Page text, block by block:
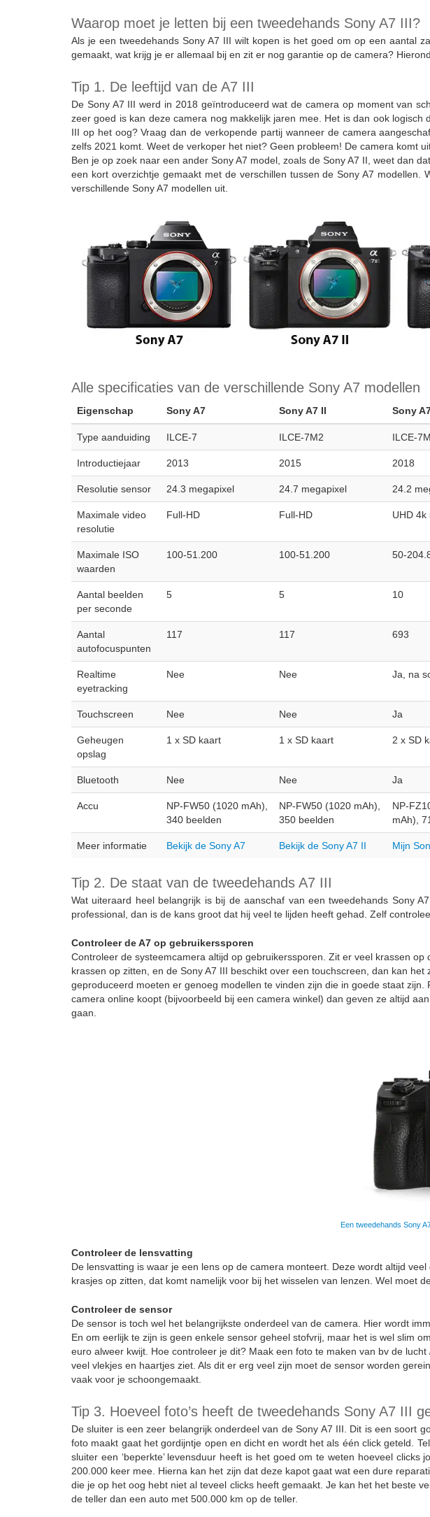
Waarop moet je letten bij een tweedehands Sony A7 III?
Als je een tweedehands Sony A7 III wilt kopen is het goed om op een aantal
gemaakt, wat krijg je er allemaal bij en zit er nog garantie op de camera?
Tip 1. De leeftijd van de A7 III
De Sony A7 III werd in 2018 geïntroduceerd wat de camera op moment van
zeer goed is kan deze camera nog makkelijk jaren mee. Het is dan ook
III op het oog? Vraag dan de verkopende partij wanneer de camera
zelfs 2021 komt. Weet de verkoper het niet? Geen probleem! De camera komt
Ben je op zoek naar een ander Sony A7 model, zoals de Sony A7 II, weet dan
een kort overzichtje gemaakt met de verschillen tussen de Sony A7 modellen.
verschillende Sony A7 modellen uit.
Alle specificaties van de verschillende Sony A7 modellen
Eigenschap Sony A7 Sony A7 II Sony
Type aanduiding ILCE-7 ILCE-7M2 ILCE-
Introductiejaar 2013 2015 2018
Resolutie sensor 24.3 megapixel 24.7 megapixel 24.2
Maximale video
resolutie
Full-HD Full-HD UHD 4k
Maximale ISO
waarden
100-51.200 100-51.200 50-
Aantal beelden
per seconde
5 5 10
Aantal
autofocuspunten
117 117 693
Realtime
eyetracking
Nee Nee Ja, na
Touchscreen Nee Nee Ja
Geheugen
opslag
1 x SD kaart 1 x SD kaart 2 x SD
Bluetooth Nee Nee Ja
Accu
NP-FW50 (1020 mAh),
340 beelden
NP-FW50 (1020 mAh),
350 beelden
NP-
mAh),
Meer informatie Bekijk de Sony A7 Bekijk de Sony A7 II Mijn
Tip 2. De staat van de tweedehands A7 III
Wat uiteraard heel belangrijk is bij de aanschaf van een tweedehands Sony
professional, dan is de kans groot dat hij veel te lijden heeft gehad. Zelf
Controleer de A7 op gebruikerssporen
Controleer de systeemcamera altijd op gebruikerssporen. Zit er veel krassen
krassen op zitten, en de Sony A7 III beschikt over een touchscreen, dan kan
geproduceerd moeten er genoeg modellen te vinden zijn die in goede staat
camera online koopt (bijvoorbeeld bij een camera winkel) dan geven ze altijd
gaan.
Een tweedehands Sony
Controleer de lensvatting
De lensvatting is waar je een lens op de camera monteert. Deze wordt altijd
krasjes op zitten, dat komt namelijk voor bij het wisselen van lenzen. Wel moet
Controleer de sensor
De sensor is toch wel het belangrijkste onderdeel van de camera. Hier wordt
En om eerlijk te zijn is geen enkele sensor geheel stofvrij, maar het is wel slim
euro alweer kwijt. Hoe controleer je dit? Maak een foto te maken van bv de
veel vlekjes en haartjes ziet. Als dit er erg veel zijn moet de sensor worden
vaak voor je schoongemaakt.
Tip 3. Hoeveel foto’s heeft de tweedehands Sony A7 III
De sluiter is een zeer belangrijk onderdeel van de Sony A7 III. Dit is een soort
foto maakt gaat het gordijntje open en dicht en wordt het als één click geteld.
sluiter een ‘beperkte’ levensduur heeft is het goed om te weten hoeveel
200.000 keer mee. Hierna kan het zijn dat deze kapot gaat wat een dure
die je op het oog hebt niet al teveel clicks heeft gemaakt. Je kan het het beste
de teller dan een auto met 500.000 km op de teller.